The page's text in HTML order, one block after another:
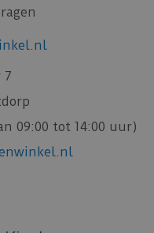
7
09:00 tot 14:00 uur)